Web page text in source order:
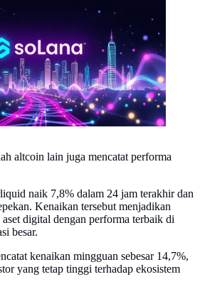
altcoin lain juga mencatat performa
naik 7,8% dalam 24 jam terakhir dan
Kenaikan tersebut menjadikan
digital dengan performa terbaik di
besar.
kenaikan mingguan sebesar 14,7%,
yang tetap tinggi terhadap ekosistem